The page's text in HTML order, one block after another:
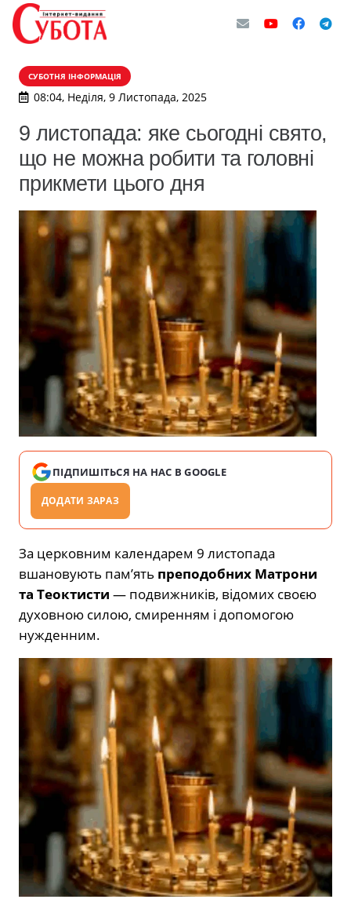
СУБОТНЯ ІНФОРМАЦІЯ
08:04, Неділя, 9 Листопада, 2025
9 листопада: яке сьогодні свято,
що не можна робити та головні
прикмети цього дня
ПІДПИШІТЬСЯ НА НАС В GOOGLE
ДОДАТИ ЗАРАЗ
За церковним календарем 9 листопада
вшановують пам’ять преподобних Матрони
та Теоктисти — подвижників, відомих своєю
духовною силою, смиренням і допомогою
нужденним.